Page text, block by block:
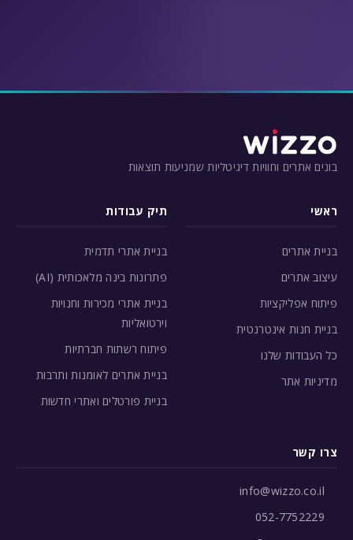
בונים אתרים וחוויות דיגיטליות שמניעות תוצאות
ראשי
בניית אתרים
עיצוב אתרים
פיתוח אפליקציות
בניית חנות אינטרנטית
כל העבודות שלנו
מדיניות אתר
תיק עבודות
בניית אתרי תדמית
פתרונות בינה מלאכותית (AI)
בניית אתרי מכירות וחנויות
וירטואליות
פיתוח רשתות חברתיות
בניית אתרים לאומנות ותרבות
בניית פורטלים ואתרי חדשות
צרו קשר
info@wizzo.co.il
052-7752229